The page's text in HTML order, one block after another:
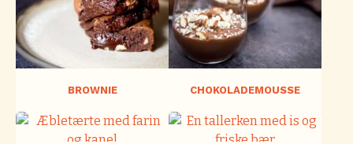
BROWNIE CHOKOLADEMOUSSE